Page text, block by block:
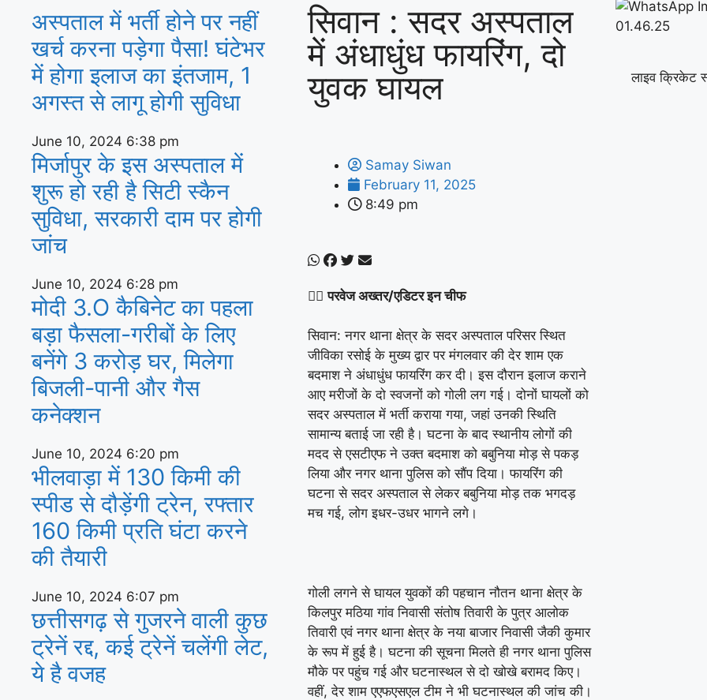
अस्‍पताल में भर्ती होने पर नहीं
खर्च करना पड़ेगा पैसा! घंटेभर
में होगा इलाज का इंतजाम, 1
अगस्‍त से लागू होगी सुविधा
June 10, 2024 6:38 pm
मिर्जापुर के इस अस्पताल में
शुरू हो रही है सिटी स्कैन
सुविधा, सरकारी दाम पर होगी
जांच
June 10, 2024 6:28 pm
मोदी 3.O कैबिनेट का पहला
बड़ा फैसला-गरीबों के ल‍िए
बनेंगे 3 करोड़ घर, म‍िलेगा
बिजली-पानी और गैस
कनेक्‍शन
June 10, 2024 6:20 pm
भीलवाड़ा में 130 किमी की
स्पीड से दौड़ेंगी ट्रेन, रफ्तार
160 किमी प्रति घंटा करने
की तैयारी
June 10, 2024 6:07 pm
छत्तीसगढ़ से गुजरने वाली कुछ
ट्रेनें रद्द, कई ट्रेनें चलेंगी लेट,
ये है वजह
सिवान : सदर अस्पताल
में अंधाधुंध फायरिंग, दो
युवक घायल
Samay Siwan
February 11, 2025
8:49 pm
✍🏽परवेज अख्तर/एडिटर इन चीफ
सिवान: नगर थाना क्षेत्र के सदर अस्पताल परिसर स्थित
जीविका रसोई के मुख्य द्वार पर मंगलवार की देर शाम एक
बदमाश ने अंधाधुंध फायरिंग कर दी। इस दौरान इलाज कराने
आए मरीजों के दो स्वजनों को गोली लग गई। दोनों घायलों को
सदर अस्पताल में भर्ती कराया गया, जहां उनकी स्थिति
सामान्य बताई जा रही है। घटना के बाद स्थानीय लोगों की
मदद से एसटीएफ ने उक्त बदमाश को बबुनिया मोड़ से पकड़
लिया और नगर थाना पुलिस को सौंप दिया। फायरिंग की
घटना से सदर अस्पताल से लेकर बबुनिया मोड़ तक भगदड़
मच गई, लोग इधर-उधर भागने लगे।
गोली लगने से घायल युवकों की पहचान नौतन थाना क्षेत्र के
किलपुर मठिया गांव निवासी संतोष तिवारी के पुत्र आलोक
तिवारी एवं नगर थाना क्षेत्र के नया बाजार निवासी जैकी कुमार
के रूप में हुई है। घटना की सूचना मिलते ही नगर थाना पुलिस
मौके पर पहुंच गई और घटनास्थल से दो खोखे बरामद किए।
वहीं, देर शाम एएफएसएल टीम ने भी घटनास्थल की जांच की।
लाइव क्रिकेट